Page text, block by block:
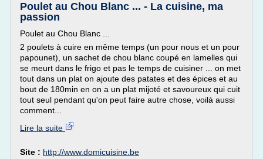
Poulet au Chou Blanc ... - La cuisine, ma
passion
Poulet au Chou Blanc ...
2 poulets à cuire en même temps (un pour nous et un pour
papounet), un sachet de chou blanc coupé en lamelles qui
se meurt dans le frigo et pas le temps de cuisiner ... on met
tout dans un plat on ajoute des patates et des épices et au
bout de 180min en on a un plat mijoté et savoureux qui cuit
tout seul pendant qu'on peut faire autre chose, voilà aussi
comment...
Lire la suite
Site : http://www.domicuisine.be